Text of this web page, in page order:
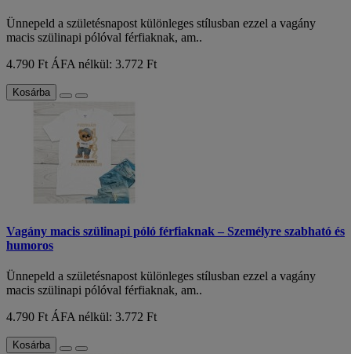
Ünnepeld a születésnapost különleges stílusban ezzel a vagány
macis szülinapi pólóval férfiaknak, am..
4.790 Ft ÁFA nélkül: 3.772 Ft
Kosárba
Vagány macis szülinapi póló férfiaknak – Személyre szabható és
humoros
Ünnepeld a születésnapost különleges stílusban ezzel a vagány
macis szülinapi pólóval férfiaknak, am..
4.790 Ft ÁFA nélkül: 3.772 Ft
Kosárba